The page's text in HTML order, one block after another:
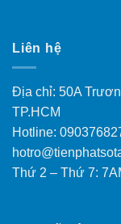
Liên hệ
Địa chỉ: 50A
TP.HCM
Hotline:
Thứ 2 – Thứ 7: